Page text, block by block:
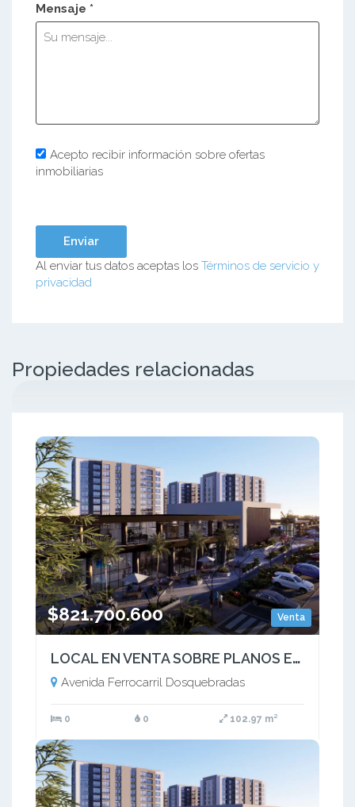
Mensaje *
Acepto recibir información sobre ofertas
inmobiliarias
Al enviar tus datos aceptas los Términos de servicio y
privacidad
Propiedades relacionadas
Venta
$821.700.600
LOCAL EN VENTA SOBRE PLANOS EN MALL, DOSQUEBRADAS  AV. FERROCARRIL
Avenida Ferrocarril Dosquebradas
0 0 102.97 m²